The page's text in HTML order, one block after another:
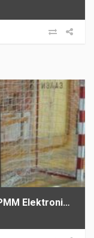
Proizvodnja sportskih semafora PMM Elektronika Kragujevac